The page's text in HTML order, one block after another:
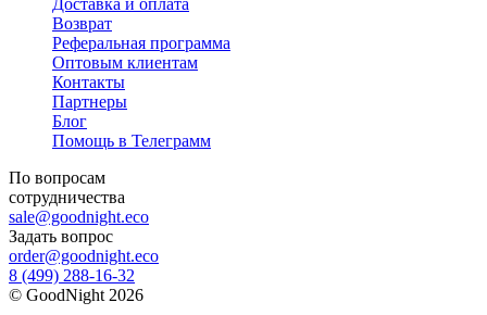
Возврат
Реферальная программа
Оптовым клиентам
Контакты
Партнеры
Блог
Помощь в Телеграмм
По вопросам
сотрудничества
sale@goodnight.eco
Задать вопрос
order@goodnight.eco
8 (499) 288-16-32
© GoodNight 2026